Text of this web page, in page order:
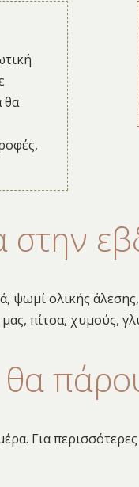
θα
στην
ψωμί ολικής
πίτσα, χυμούς,
θα
Για